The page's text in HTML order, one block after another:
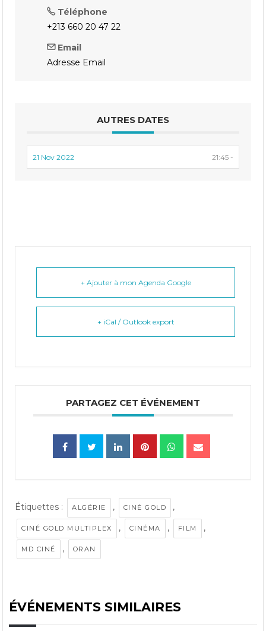
Téléphone
+213 660 20 47 22
Email
Adresse Email
AUTRES DATES
21 Nov 2022 21:45 -
+ Ajouter à mon Agenda Google
+ iCal / Outlook export
PARTAGEZ CET ÉVÉNEMENT
Étiquettes : ALGÉRIE , CINÉ GOLD ,
CINÉ GOLD MULTIPLEX , CINÉMA , FILM ,
MD CINÉ , ORAN
ÉVÉNEMENTS SIMILAIRES